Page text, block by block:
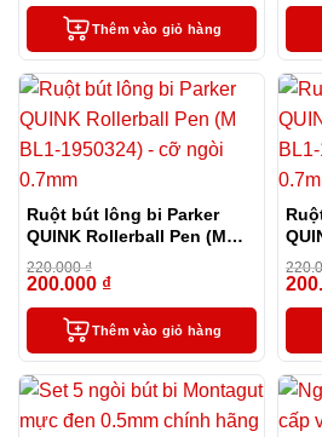
Thêm vào giỏ hàng
Ruột bút lông bi Parker
QUINK Rollerball Pen (M
BL1-1950324) – cỡ ngòi
0.7mm
220.000₫
200.000 ₫
Thêm vào giỏ hàng